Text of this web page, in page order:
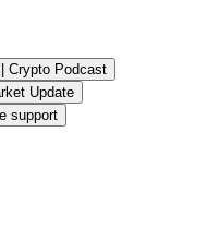
| Crypto Podcast
Update
support